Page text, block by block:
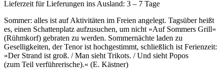
Lieferzeit für Lieferungen ins Ausland: 3 – 7 Tage
Sommer: alles ist auf Aktivitäten im Freien angelegt. Tagsüber heißt
es, einen Schattenplatz aufzusuchen, um nicht »Auf Sommers Grill«
(Rühmkorf) gebraten zu werden. Sommernächte laden zu
Geselligkeiten, der Tenor ist hochgestimmt, schließlich ist Ferienzeit:
»Der Strand ist groß. / Man sieht Trikots. / Und sieht Popos
(zum Teil verführerische).« (E. Kästner)